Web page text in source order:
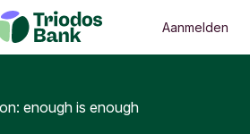
Aanmelden
enough is enough